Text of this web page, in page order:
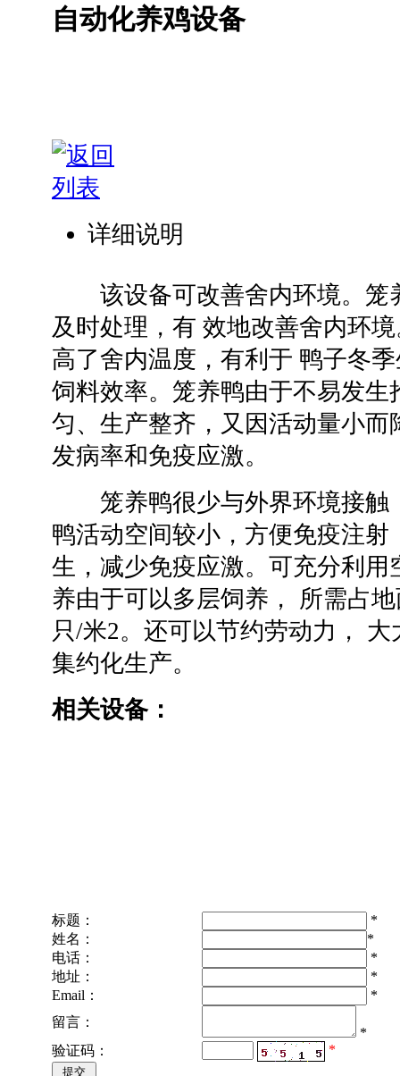
自动化养鸡设备
详细说明
该设备可改善舍内环境。笼
及时处理，有 效地改善舍内环
高了舍内温度，有利于 鸭子冬
饲料效率。笼养鸭由于不易发
匀、生产整齐，又因活动量小
发病率和免疫应激。
笼养鸭很少与外界环境接触
鸭活动空间较小，方便免疫注
生，减少免疫应激。可充分利
养由于可以多层饲养， 所需占
只/米2。还可以节约劳动力，
集约化生产。
相关设备：
标题：
*
姓名：
*
电话：
*
地址：
*
Email：
*
留言：
*
验证码：
*